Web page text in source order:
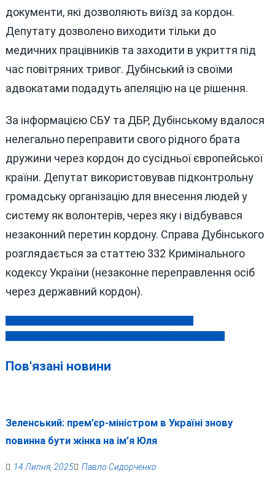
документи, які дозволяють виїзд за кордон.
Депутату дозволено виходити тільки до
медичних працівників та заходити в укриття під
час повітряних тривог. Дубінський із своїми
адвокатами подадуть апеляцію на це рішення.
За інформацією СБУ та ДБР, Дубінському вдалося
нелегально переправити свого рідного брата
дружини через кордон до сусідньої європейської
країни. Депутат використовував підконтрольну
громадську організацію для внесення людей у
систему як волонтерів, через яку і відбувався
незаконний перетин кордону. Справа Дубінського
розглядається за статтею 332 Кримінального
кодексу України (незаконне переправлення осіб
через державний кордон).
Навігація
Пов'язані новини
Зеленський: прем’єр-міністром в Україні знову
повинна бути жінка на ім’я Юля
14 Липня, 2025 Павло Сидорченко